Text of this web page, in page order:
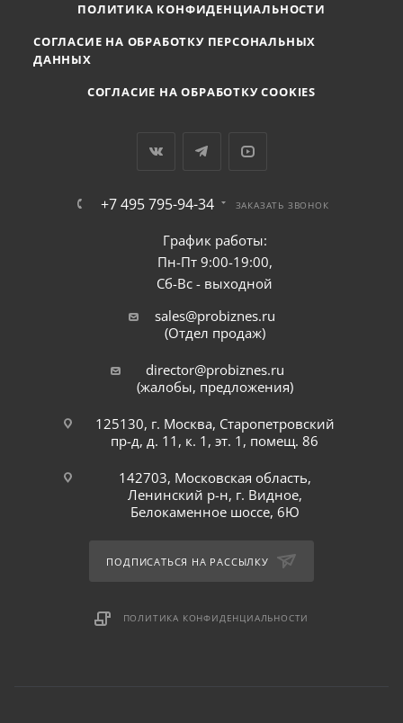
ПОЛИТИКА КОНФИДЕНЦИАЛЬНОСТИ
СОГЛАСИЕ НА ОБРАБОТКУ ПЕРСОНАЛЬНЫХ
ДАННЫХ
СОГЛАСИЕ НА ОБРАБОТКУ COOKIES
+7 495 795-94-34 ЗАКАЗАТЬ ЗВОНОК
График работы:
Пн-Пт 9:00-19:00,
Сб-Вс - выходной
sales@probiznes.ru
(Отдел продаж)
director@probiznes.ru
(жалобы, предложения)
125130, г. Москва, Старопетровский
пр-д, д. 11, к. 1, эт. 1, помещ. 86
142703, Московская область,
Ленинский р-н, г. Видное,
Белокаменное шоссе, 6Ю
ПОДПИСАТЬСЯ НА РАССЫЛКУ
ПОЛИТИКА КОНФИДЕНЦИАЛЬНОСТИ